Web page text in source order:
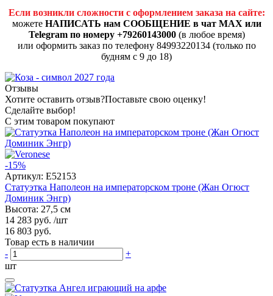
Если возникли сложности с оформлением заказа на сайте:
можете НАПИСАТЬ нам СООБЩЕНИЕ в чат MAX или
Telegram по номеру +79260143000(в любое время)
или оформить заказ по телефону 84993220134 (только по
будням с 9 до 18)
Отзывы
Хотите оставить отзыв?Поставьте свою оценку!
Сделайте выбор!
С этим товаром покупают
-15%
Артикул: E52153
Статуэтка Наполеон на императорском троне (Жан Огюст
Доминик Энгр)
Высота: 27,5 см
14 283 руб. /шт
16 803 руб.
Товар есть в наличии
-
+
шт